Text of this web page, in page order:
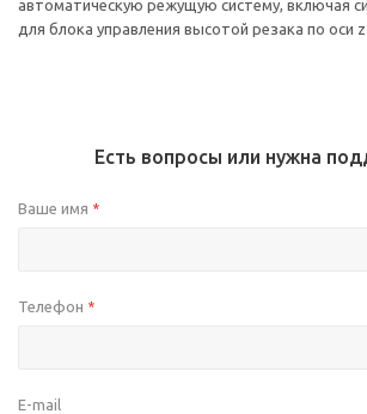
автоматическую режущую систему, включая
для блока управления высотой резака по оси z.
Есть вопросы или нужна
Ваше имя *
Телефон *
E-mail